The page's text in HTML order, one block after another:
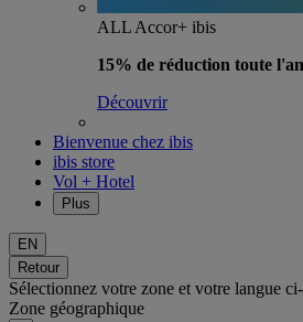
ALL Accor+ ibis
15% de réduction toute
Découvrir
Bienvenue chez ibis
ibis store
Vol + Hotel
Plus
EN
Retour
Sélectionnez votre zone et votre langue
Zone géographique